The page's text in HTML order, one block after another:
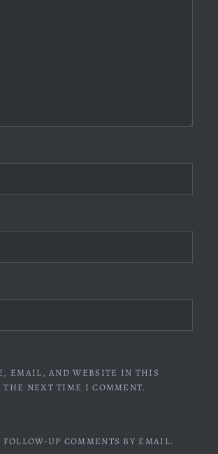
EMAIL, AND WEBSITE IN THIS
THE NEXT TIME I COMMENT.
UP COMMENTS BY EMAIL.